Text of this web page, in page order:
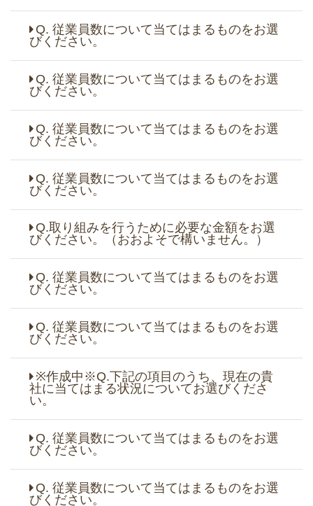
Q. 従業員数について当てはまるものをお選
びください。
Q. 従業員数について当てはまるものをお選
びください。
Q. 従業員数について当てはまるものをお選
びください。
Q. 従業員数について当てはまるものをお選
びください。
Q.取り組みを行うために必要な金額をお選
びください。（おおよそで構いません。）
Q. 従業員数について当てはまるものをお選
びください。
Q. 従業員数について当てはまるものをお選
びください。
※作成中※Q.下記の項目のうち、現在の貴
社に当てはまる状況についてお選びくださ
い。
Q. 従業員数について当てはまるものをお選
びください。
Q. 従業員数について当てはまるものをお選
びください。